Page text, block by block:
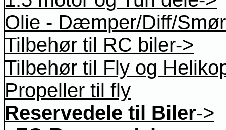
Olie - Dæmper/Diff/
Tilbehør til RC biler->
Tilbehør til Fly og
Propeller til fly
Reservedele til Biler->